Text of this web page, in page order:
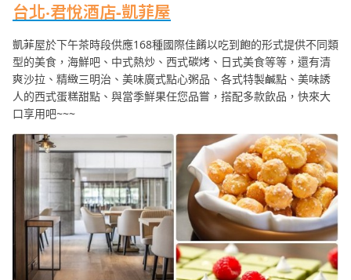
台北‧君悅酒店-凱菲屋
凱菲屋於下午茶時段供應168種國際佳餚以吃到飽的形式提供不同類
型的美食，海鮮吧、中式熱炒、西式碳烤、日式美食等等，還有清
爽沙拉、精緻三明治、美味廣式點心粥品、各式特製鹹點、美味誘
人的西式蛋糕甜點、與當季鮮果任您品嘗，搭配多款飲品，快來大
口享用吧~~~